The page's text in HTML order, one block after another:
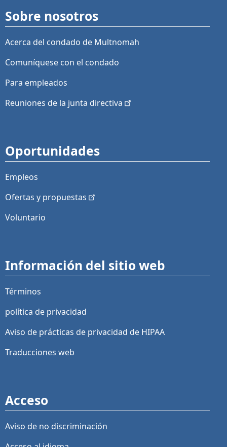
Sobre nosotros
Acerca del condado de Multnomah
Comuníquese con el condado
Para empleados
Reuniones de la junta directiva
Oportunidades
Empleos
Ofertas y propuestas
Voluntario
Información del sitio web
Términos
política de privacidad
Aviso de prácticas de privacidad de HIPAA
Traducciones web
Acceso
Aviso de no discriminación